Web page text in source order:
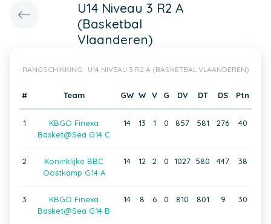
U14 Niveau 3 R2 A
(Basketbal
Vlaanderen)
RANGSCHIKKING : U14 NIVEAU 3 R2 A (BASKETBAL VLAANDEREN)
# Team GW W V G DV DT DS Ptn
1
KBGO Finexa
Basket@Sea G14 C
14 13 1 0 857 581 276 40
2
Koninklijke BBC
Oostkamp G14 A
14 12 2 0 1027 580 447 38
3
KBGO Finexa
Basket@Sea G14 B
14 8 6 0 810 801 9 30